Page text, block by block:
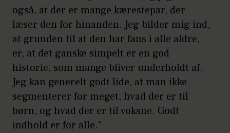
også, at der er mange kærestepar, der
læser den for hinanden. Jeg bilder mig ind,
at grunden til at den har fans i alle aldre,
er, at det ganske simpelt er en god
historie, som mange bliver underholdt af.
Jeg kan generelt godt lide, at man ikke
segmenterer for meget, hvad der er til
børn, og hvad der er til voksne. Godt
indhold er for alle.”